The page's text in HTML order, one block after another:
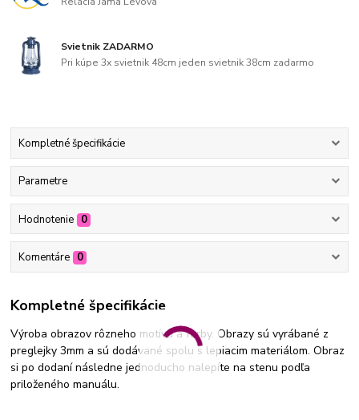
Svietnik ZADARMO
Pri kúpe 3x svietnik 48cm jeden svietnik 38cm zadarmo
Kompletné špecifikácie
Parametre
Hodnotenie 0
Komentáre 0
Kompletné špecifikácie
Výroba obrazov rôzneho motívu a farby. Obrazy sú vyrábané z
preglejky 3mm a sú dodávané spolu s lepiacim materiálom. Obraz
si po dodaní následne jednoducho nalepíte na stenu podľa
priloženého manuálu.